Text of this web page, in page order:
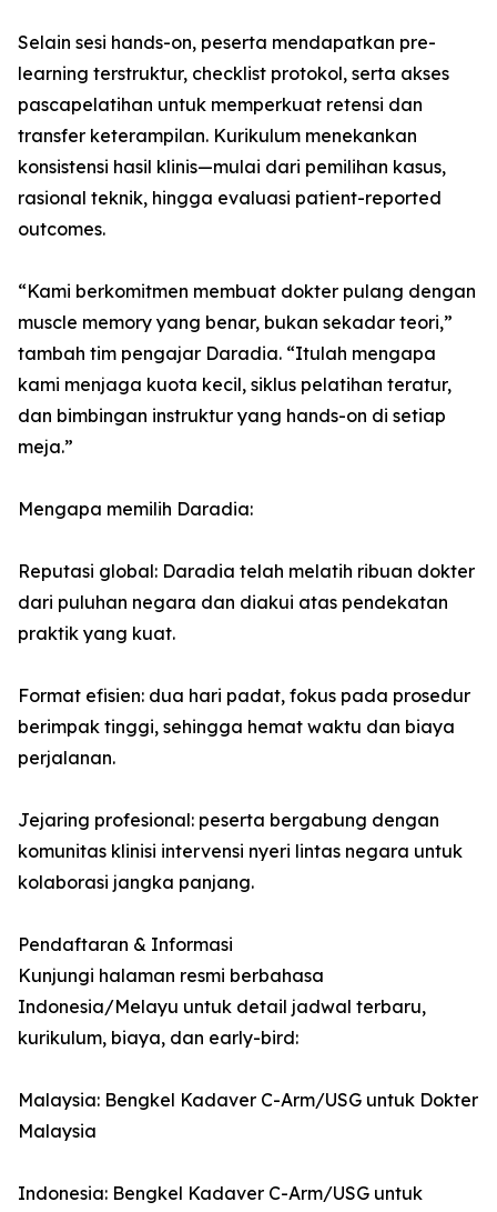
Selain sesi hands-on, peserta mendapatkan pre-
learning terstruktur, checklist protokol, serta akses
pascapelatihan untuk memperkuat retensi dan
transfer keterampilan. Kurikulum menekankan
konsistensi hasil klinis—mulai dari pemilihan kasus,
rasional teknik, hingga evaluasi patient-reported
outcomes.
“Kami berkomitmen membuat dokter pulang dengan
muscle memory yang benar, bukan sekadar teori,”
tambah tim pengajar Daradia. “Itulah mengapa
kami menjaga kuota kecil, siklus pelatihan teratur,
dan bimbingan instruktur yang hands-on di setiap
meja.”
Mengapa memilih Daradia:
Reputasi global: Daradia telah melatih ribuan dokter
dari puluhan negara dan diakui atas pendekatan
praktik yang kuat.
Format efisien: dua hari padat, fokus pada prosedur
berimpak tinggi, sehingga hemat waktu dan biaya
perjalanan.
Jejaring profesional: peserta bergabung dengan
komunitas klinisi intervensi nyeri lintas negara untuk
kolaborasi jangka panjang.
Pendaftaran & Informasi
Kunjungi halaman resmi berbahasa
Indonesia/Melayu untuk detail jadwal terbaru,
kurikulum, biaya, dan early-bird:
Malaysia: Bengkel Kadaver C-Arm/USG untuk Dokter
Malaysia
Indonesia: Bengkel Kadaver C-Arm/USG untuk